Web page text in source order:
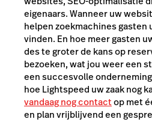
eigenaars. Wanneer uw
helpen zoekmachines gasten
vinden. En hoe meer gasten
des te groter de kans op
bezoeken, wat jou weer een
een succesvolle
hoe Lightspeed uw zaak nog
vandaag nog contactop met
en plan vrijblijvend een